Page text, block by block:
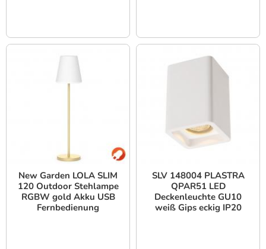
New Garden LOLA SLIM
120 Outdoor Stehlampe
RGBW gold Akku USB
Fernbedienung
SLV 148004 PLASTRA
QPAR51 LED
Deckenleuchte GU10
weiß Gips eckig IP20